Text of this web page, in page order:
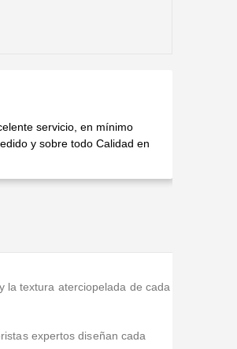
servicio, en mínimo
y sobre todo Calidad en
la textura aterciopelada de cada
expertos diseñan cada